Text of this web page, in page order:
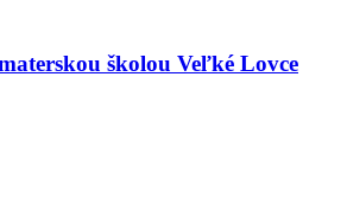
školou Veľké Lovce